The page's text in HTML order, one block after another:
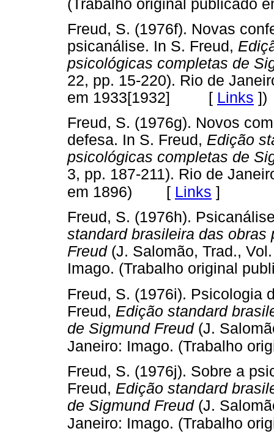
(Trabalho original publicado
Freud, S. (1976f). Novas
psicanálise. In S. Freud,
psicológicas completas de
22, pp. 15-220). Rio de
em 1933[1932] [ Links ])
Freud, S. (1976g). Novos
defesa. In S. Freud, Edição
psicológicas completas de
3, pp. 187-211). Rio de
em 1896) [ Links ]
Freud, S. (1976h).
standard brasileira das
Freud(J. Salomão, Trad.,
Imago. (Trabalho original
Freud, S. (1976i). Psicologia
Freud, Edição standard
de Sigmund Freud(J.
Janeiro: Imago. (Trabalho
Freud, S. (1976j). Sobre a
Freud, Edição standard
de Sigmund Freud(J.
Janeiro: Imago. (Trabalho